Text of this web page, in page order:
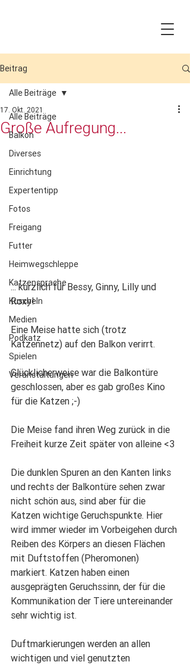
Beitrag
Alle Beiträge
Balkon
Diverses
Einrichtung
Expertentipp
Fotos
Freigang
Futter
Heimwegschleppe
Katzensprache
Kuscheln
Medien
Podkatz
Spielen
Veranstaltungen
Alle Beiträge
Große Aufregung...
17. Okt. 2021
... kürzlich für Bessy, Ginny, Lilly und
Roxy!
Eine Meise hatte sich (trotz
Katzennetz) auf den Balkon verirrt.
Glücklicherweise war die Balkontüre
geschlossen, aber es gab großes Kino
für die Katzen ;-)
Die Meise fand ihren Weg zurück in die
Freiheit kurze Zeit später von alleine <3
Die dunklen Spuren an den Kanten links
und rechts der Balkontüre sehen zwar
nicht schön aus, sind aber für die
Katzen wichtige Geruchspunkte. Hier
wird immer wieder im Vorbeigehen durch
Reiben des Körpers an diesen Flächen
mit Duftstoffen (Pheromonen)
markiert. Katzen haben einen
ausgeprägten Geruchssinn, der für die
Kommunikation der Tiere untereinander
sehr wichtig ist.
Duftmarkierungen werden an allen
wichtigen und viel genutzten